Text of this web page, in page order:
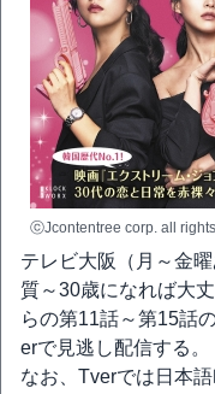
ⓒJcontentree corp. all
テレビ大阪（月～金
質～30歳になれば大
らの第11話～第15話
erで見逃し配信する。
なお、Tverでは日本